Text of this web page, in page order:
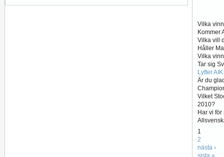
Vilka
Kommer
Vilka vill
Håller
Vilka
Tar sig
Lyfter
Är du
Vilket
2010?
Har vi
1
2
nästa ›
sista »